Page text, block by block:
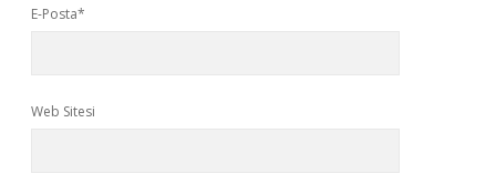
E-Posta*
Web Sitesi